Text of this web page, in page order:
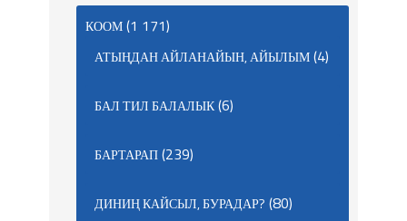
КООМ(1 171)
АТЫҢДАН АЙЛАНАЙЫН, АЙЫЛЫМ(4)
БАЛ ТИЛ БАЛАЛЫК(6)
БАРТАРАП(239)
ДИНИҢ КАЙСЫЛ, БУРАДАР? (80)